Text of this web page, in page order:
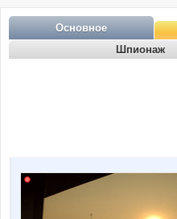
Основное
Шпионаж